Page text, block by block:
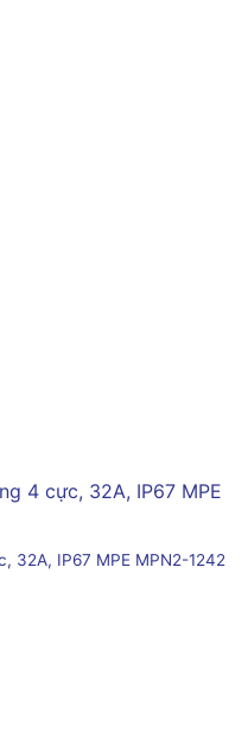
32A, IP67 MPE MPN2-1242